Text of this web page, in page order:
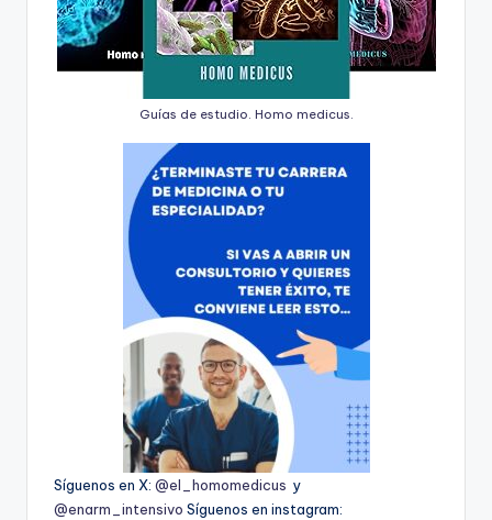
Guías de estudio. Homo medicus.
Síguenos en X: @el_homomedicus y
@enarm_intensivo Síguenos en instagram: